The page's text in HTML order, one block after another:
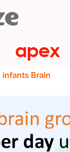
infants Brain